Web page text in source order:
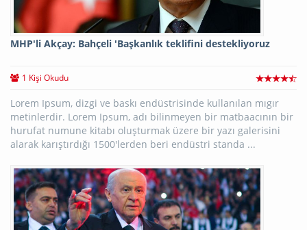
MHP'li Akçay: Bahçeli 'Başkanlık teklifini destekliyoruz
1 Kişi Okudu
Lorem Ipsum, dizgi ve baskı endüstrisinde kullanılan mıgır
metinlerdir. Lorem Ipsum, adı bilinmeyen bir matbaacının bir
hurufat numune kitabı oluşturmak üzere bir yazı galerisini
alarak karıştırdığı 1500'lerden beri endüstri standa ...